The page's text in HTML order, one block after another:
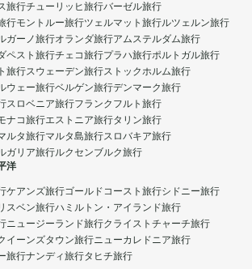
旅行チューリッヒ旅行バーゼル旅行
行モントルー旅行ツェルマット旅行ルツェルン旅行
ガーノ旅行オランダ旅行アムステルダム旅行
ペスト旅行チェコ旅行プラハ旅行ポルトガル旅行
旅行スウェーデン旅行ストックホルム旅行
ウェー旅行ベルゲン旅行デンマーク旅行
スロベニア旅行フランクフルト旅行
ナコ旅行エストニア旅行タリン旅行
ルタ旅行マルタ島旅行スロバキア旅行
ガリア旅行ルクセンブルク旅行
洋
ケアンズ旅行ゴールドコースト旅行シドニー旅行
スベン旅行ハミルトン・アイランド旅行
ニュージーランド旅行クライストチャーチ旅行
イーンズタウン旅行ニューカレドニア旅行
旅行ナンディ旅行タヒチ旅行